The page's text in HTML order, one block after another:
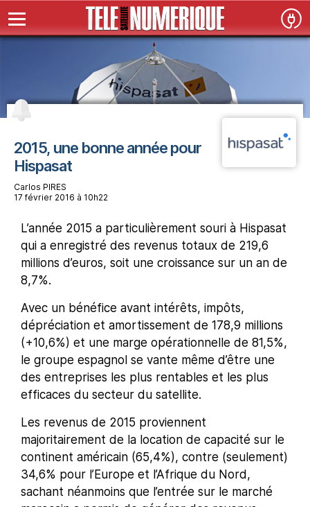
2015, une bonne année pour
Hispasat
Carlos PIRES
17 février 2016 à 10h22
L’année 2015 a particulièrement souri à Hispasat
qui a enregistré des revenus totaux de 219,6
millions d’euros, soit une croissance sur un an de
8,7%.
Avec un bénéfice avant intérêts, impôts,
dépréciation et amortissement de 178,9 millions
(+10,6%) et une marge opérationnelle de 81,5%,
le groupe espagnol se vante même d’être une
des entreprises les plus rentables et les plus
efficaces du secteur du satellite.
Les revenus de 2015 proviennent
majoritairement de la location de capacité sur le
continent américain (65,4%), contre (seulement)
34,6% pour l’Europe et l’Afrique du Nord,
sachant néanmoins que l’entrée sur le marché